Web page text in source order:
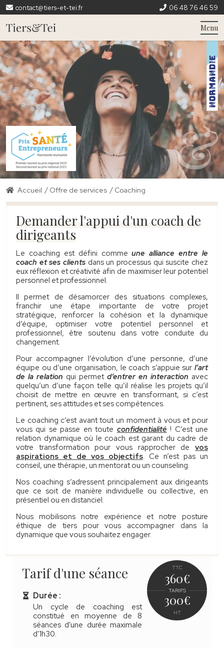
contact@tiers-et-tei.fr 06 48 76 46 59
Menu
Accueil / Offre de services / Coaching
Demander l'appui d'un coach de
dirigeants
Le coaching est défini commeune alliance entre le
coach et ses clients dans un processus qui suscite chez
eux réflexion et créativité afin de maximiser leur potentiel
personnel et professionnel.
Il permet de désamorcer des situations complexes,
franchir une étape importante de votre projet
stratégique, renforcer la cohésion et la dynamique
d’équipe, optimiser votre potentiel personnel et
professionnel, être soutenu dans votre conduite du
changement.
Pour accompagner l’évolution d’une personne, d’une
équipe ou d’une organisation, le coach s’appuie sur l’art
de la relation qui permet d’entrer en interaction avec
quelqu’un d’une façon telle qu’il réalise les projets qu’il
choisit de mettre en œuvre en transformant, si c’est
pertinent, ses attitudes et ses compétences.
Le coaching c’est avant tout un moment à vous et pour
vous qui se passe en toute confidentialité ! C’est une
relation dynamique où le coach est garant du cadre de
votre transformation pour vous rapprocher de vos
aspirations et de vos objectifs. Ce n’est pas un
conseil, une thérapie, un mentorat ou un counseling.
Nos coaching s’adressent principalement aux dirigeants
que ce soit de manière individuelle ou collective, en
présentiel ou en distanciel.
Nous mobilisons notre expérience et notre posture
éthique de tiers pour vous accompagner dans la
dynamique que vous souhaitez engager.
Tarif d'une séance
TARIFS
360€
TTC
300€
HT
Durée :
Un cycle de coaching est
constitué en moyenne de 8
séances d'une durée maximale
d'1h30.